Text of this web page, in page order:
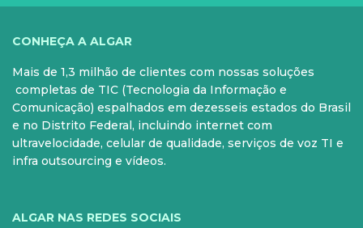
PARA SUA CASA
Internet Fibra
Fixo
Super Wi-Fi
CELULAR
Controle e Pós
Aparelhos
CONHEÇA A ALGAR
Mais de 1,3 milhão de clientes com nossas soluções
completas de TIC (Tecnologia da Informação e
Comunicação) espalhados em dezesseis estados do Brasil
e no Distrito Federal, incluindo internet com
ultravelocidade, celular de qualidade, serviços de voz TI e
infra outsourcing e vídeos.
ALGAR NAS REDES SOCIAIS